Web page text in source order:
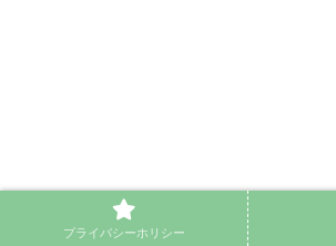
プライバシーホリシー